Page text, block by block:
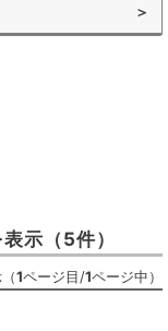
表示 （5件）
1ページ目/1ページ中）